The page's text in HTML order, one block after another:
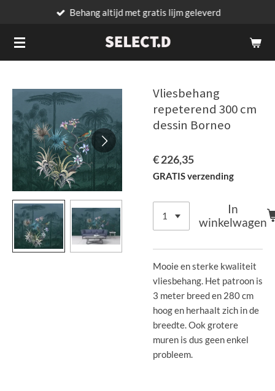
naar
Behang altijd met gratis lijm geleverd
Vliesbehang
repeterend 300 cm
dessin Borneo
€ 226,35
GRATIS verzending
In
winkelwagen
Mooie en sterke kwaliteit
vliesbehang. Het patroon is
3 meter breed en 280 cm
hoog en herhaalt zich in de
breedte. Ook grotere
muren is dus geen enkel
probleem.